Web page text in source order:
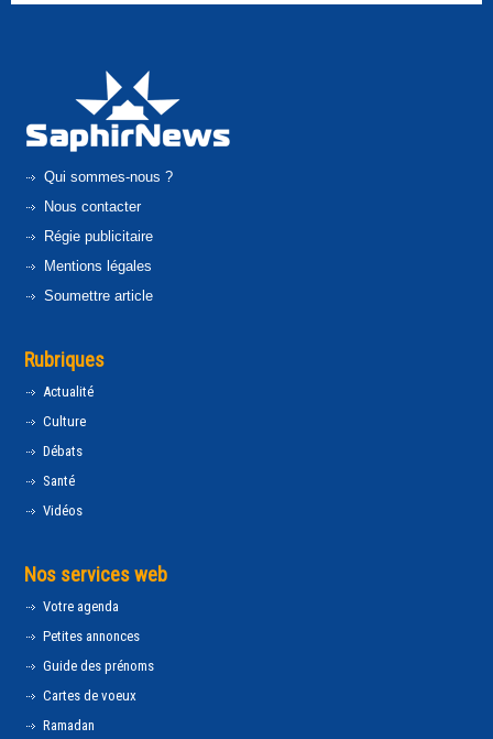
Qui sommes-nous ?
Nous contacter
Régie publicitaire
Mentions légales
Soumettre article
Rubriques
Actualité
Culture
Débats
Santé
Vidéos
Nos services web
Votre agenda
Petites annonces
Guide des prénoms
Cartes de voeux
Ramadan